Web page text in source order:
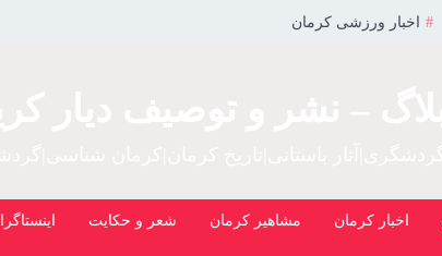
اخبار ورزشی کرمان
اخبار کرمان مشاهیر کرمان شعر و حکایت